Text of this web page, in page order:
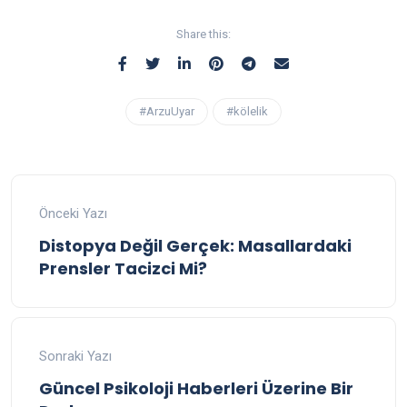
Share this:
#ArzuUyar #kölelik
Önceki Yazı
Distopya Değil Gerçek: Masallardaki
Prensler Tacizci Mi?
Sonraki Yazı
Güncel Psikoloji Haberleri Üzerine Bir